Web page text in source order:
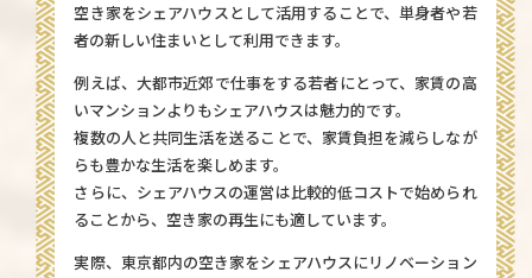
空き家をシェアハウスとして活用することで、単身者や若
者の新しい住まいとして利用できます。
例えば、大都市近郊で仕事をする若者にとって、家賃の高
いマンションよりもシェアハウスは魅力的です。
複数の人と共同生活を送ることで、家賃負担を減らしなが
らも豊かな生活を楽しめます。
さらに、シェアハウスの運営は比較的低コストで始められ
ることから、空き家の再生にも適しています。
実際、東京都内の空き家をシェアハウスにリノベーション